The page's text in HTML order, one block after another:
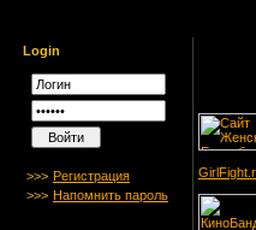
Login
>>> Регистрация
>>> Напомнить пароль